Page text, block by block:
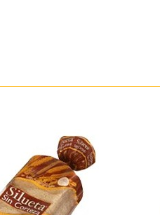
molde integral sin
cereales Silueta de
Bimb
2,97 €
Añadir al carrito